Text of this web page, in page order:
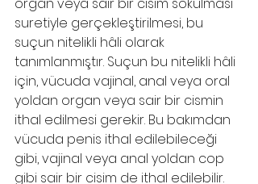
suretiyle gerçekleştirilmesi, bu
suçun nitelikli hâli olarak
tanımlanmıştır. Suçun bu nitelikli hâli
için, vücuda vajinal, anal veya oral
yoldan organ veya sair bir cismin
ithal edilmesi gerekir. Bu bakımdan
vücuda penis ithal edilebileceği
gibi, vajinal veya anal yoldan cop
gibi sair bir cisim de ithal edilebilir.